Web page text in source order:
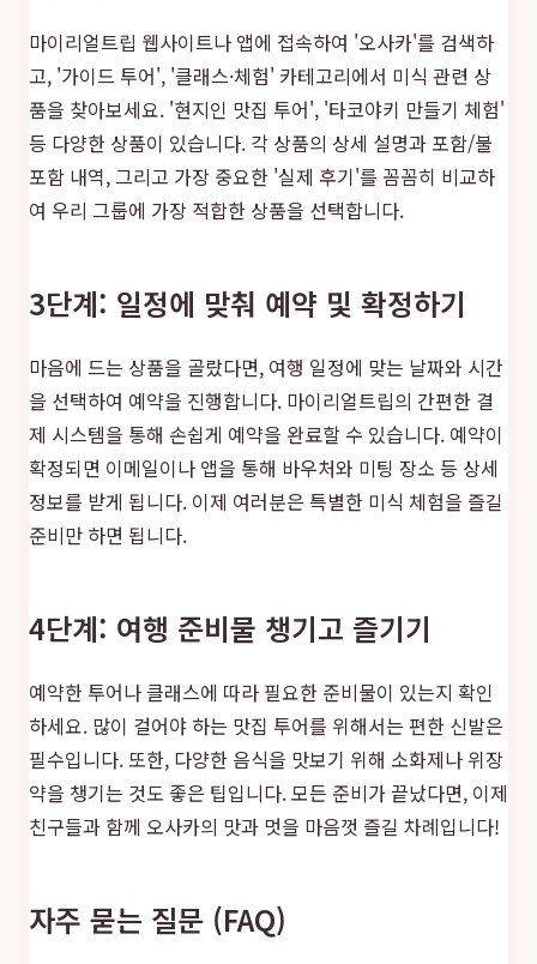
마이리얼트립 웹사이트나 앱에 접속하여 '오사카'를 검색하
고, '가이드 투어', '클래스·체험' 카테고리에서 미식 관련 상
품을 찾아보세요. '현지인 맛집 투어', '타코야키 만들기 체험'
등 다양한 상품이 있습니다. 각 상품의 상세 설명과 포함/불
포함 내역, 그리고 가장 중요한 '실제 후기'를 꼼꼼히 비교하
여 우리 그룹에 가장 적합한 상품을 선택합니다.
3단계: 일정에 맞춰 예약 및 확정하기
마음에 드는 상품을 골랐다면, 여행 일정에 맞는 날짜와 시간
을 선택하여 예약을 진행합니다. 마이리얼트립의 간편한 결
제 시스템을 통해 손쉽게 예약을 완료할 수 있습니다. 예약이
확정되면 이메일이나 앱을 통해 바우처와 미팅 장소 등 상세
정보를 받게 됩니다. 이제 여러분은 특별한 미식 체험을 즐길
준비만 하면 됩니다.
4단계: 여행 준비물 챙기고 즐기기
예약한 투어나 클래스에 따라 필요한 준비물이 있는지 확인
하세요. 많이 걸어야 하는 맛집 투어를 위해서는 편한 신발은
필수입니다. 또한, 다양한 음식을 맛보기 위해 소화제나 위장
약을 챙기는 것도 좋은 팁입니다. 모든 준비가 끝났다면, 이제
친구들과 함께 오사카의 맛과 멋을 마음껏 즐길 차례입니다!
자주 묻는 질문 (FAQ)